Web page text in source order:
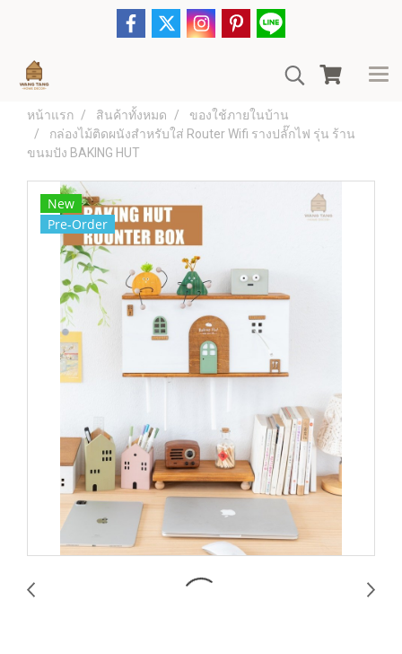
หน้าแรก สินค้าทั้งหมด
ของใช้ภายในบ้าน
กล่องไม้ติดผนังสำหรับใส่ Router Wifi รางปลั๊กไฟ รุ่น ร้าน
ขนมปัง BAKING HUT
New
Pre-Order